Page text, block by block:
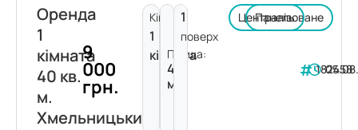
Оренда
1
кімната
40 кв.
м.
Хмельницький
9
000
грн.
Кімнат:
1
кімната
Площа:
40
м²
1
поверх
Централізоване
Панель
182458